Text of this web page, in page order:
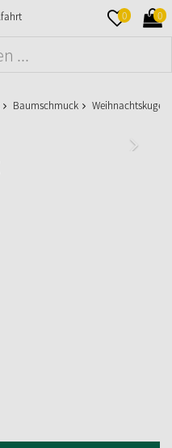
0 0
Baumschmuck